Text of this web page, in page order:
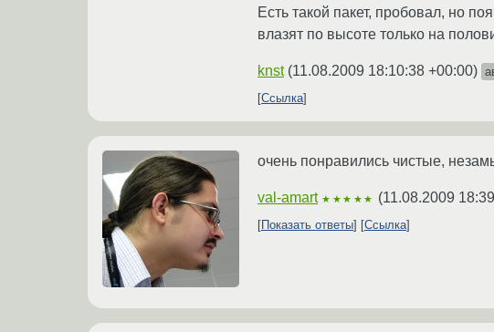
Есть такой пакет, пробовал, но
влазят по высоте только на
knst (11.08.2009 18:10:38 +00:00)
Ссылка
очень понравились чистые,
val-amart ★★★★★ (11.08.2009
Показать ответы Ссылка